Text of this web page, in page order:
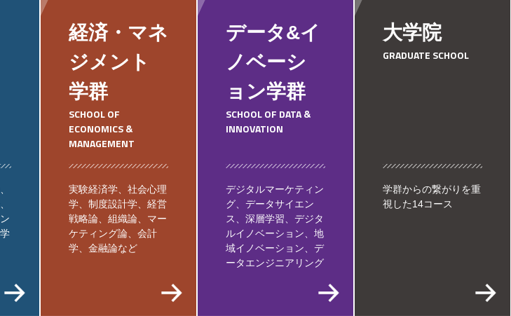
経済・マネ
ジメント
学群
SCHOOL OF
ECONOMICS &
MANAGEMENT
実験経済学、社会心理
学、制度設計学、経営
戦略論、組織論、マー
ケティング論、会計
学、金融論など
データ&イ
ノベーシ
ョン学群
SCHOOL OF DATA &
INNOVATION
デジタルマーケティン
グ、データサイエン
ス、深層学習、デジタ
ルイノベーション、地
域イノベーション、デ
ータエンジニアリング
大学院
GRADUATE SCHOOL
学群からの繋がりを重
視した14コース